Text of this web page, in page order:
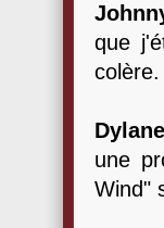
que
colère.
une
Wind"